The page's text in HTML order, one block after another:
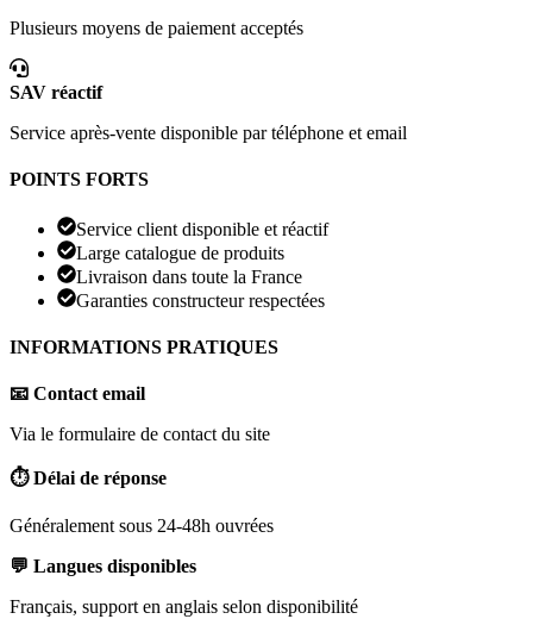
Plusieurs moyens de paiement acceptés
SAV réactif
Service après-vente disponible par téléphone et email
POINTS FORTS
Service client disponible et réactif
Large catalogue de produits
Livraison dans toute la France
Garanties constructeur respectées
INFORMATIONS PRATIQUES
📧 Contact email
Via le formulaire de contact du site
⏱️ Délai de réponse
Généralement sous 24-48h ouvrées
💬 Langues disponibles
Français, support en anglais selon disponibilité